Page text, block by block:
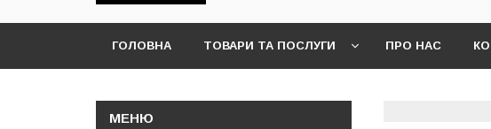
ГОЛОВНА ТОВАРИ ТА ПОСЛУГИ ПРО НАС